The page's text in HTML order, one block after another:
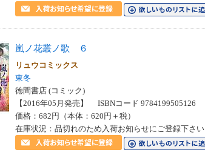
嵐ノ花叢ノ歌 ６
リュウコミックス
東冬
徳間書店 (コミック)
【2016年05月発売】 ISBNコード 9784199505126
価格：682円（本体：620円＋税）
在庫状況：品切れのため入荷お知らせにご登録下さい